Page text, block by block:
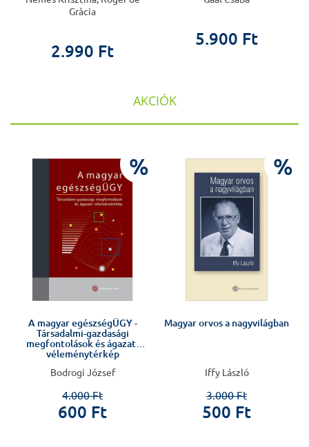
Gràcia
2.990 Ft
5.900 Ft
AKCIÓK
%
A magyar egészségÜGY -
Társadalmi-gazdasági
megfontolások és ágazati
véleménytérkép
Bodrogi József
4.000 Ft
600 Ft
%
Magyar orvos a nagyvilágban
Iffy László
3.000 Ft
500 Ft